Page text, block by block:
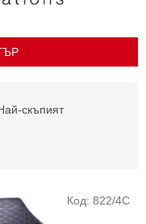
скъпият
Код: 822/4C